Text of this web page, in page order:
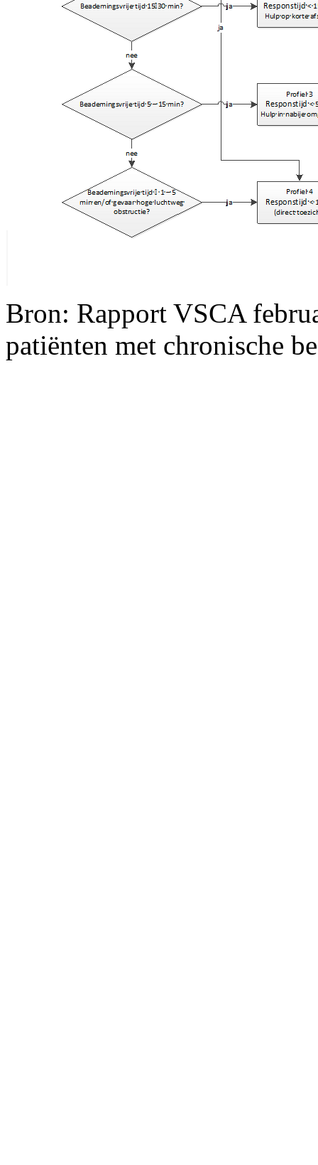
Bron: Rapport VSCA
patiënten met chronische